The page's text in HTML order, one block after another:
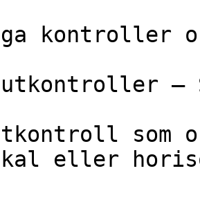
kontroller
–
som
eller